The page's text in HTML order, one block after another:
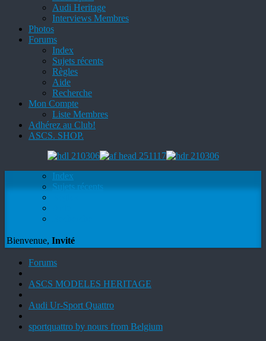
Audi Heritage
Interviews Membres
Photos
Forums
Index
Sujets récents
Règles
Aide
Recherche
Mon Compte
Liste Membres
Adhérez au Club!
ASCS. SHOP.
Index
Sujets récents
Bienvenue, Invité
Forums
ASCS MODELES HERITAGE
Audi Ur-Sport Quattro
sportquattro by nours from Belgium